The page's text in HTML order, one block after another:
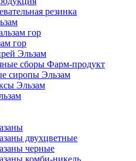
резинка
гор
гор
Эльзам
сборы Фарм-продукт
сиропы Эльзам
Эльзам
двухцветные
черные
комби-никель